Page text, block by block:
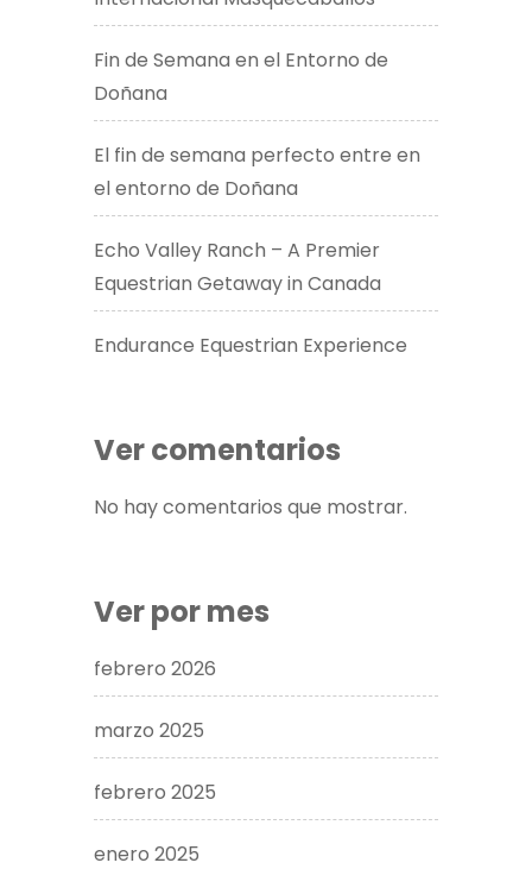
Fin de Semana en el Entorno de
Doñana
El fin de semana perfecto entre en
el entorno de Doñana
Echo Valley Ranch – A Premier
Equestrian Getaway in Canada​
Endurance Equestrian Experience
Ver comentarios
No hay comentarios que mostrar.
Ver por mes
febrero 2026
marzo 2025
febrero 2025
enero 2025